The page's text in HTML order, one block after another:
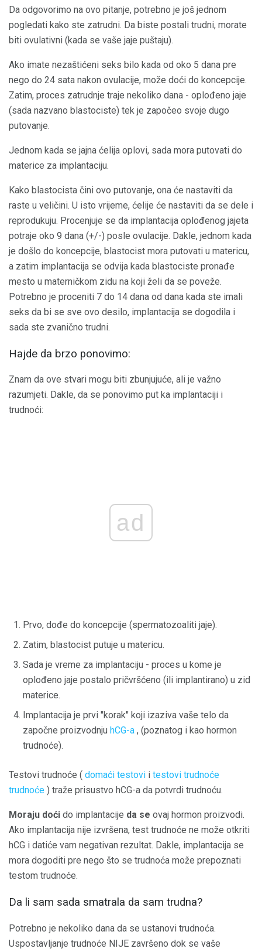
Da odgovorimo na ovo pitanje, potrebno je još jednom
pogledati kako ste zatrudni. Da biste postali trudni, morate
biti ovulativni (kada se vaše jaje puštaju).
Ako imate nezaštićeni seks bilo kada od oko 5 dana pre
nego do 24 sata nakon ovulacije, može doći do koncepcije.
Zatim, proces zatrudnje traje nekoliko dana - oplođeno jaje
(sada nazvano blastociste) tek je započeo svoje dugo
putovanje.
Jednom kada se jajna ćelija oplovi, sada mora putovati do
materice za implantaciju.
Kako blastocista čini ovo putovanje, ona će nastaviti da
raste u veličini. U isto vrijeme, ćelije će nastaviti da se dele i
reprodukuju. Procenjuje se da implantacija oplođenog jajeta
potraje oko 9 dana (+/-) posle ovulacije. Dakle, jednom kada
je došlo do koncepcije, blastocist mora putovati u matericu,
a zatim implantacija se odvija kada blastociste pronađe
mesto u materničkom zidu na koji želi da se poveže.
Potrebno je proceniti 7 do 14 dana od dana kada ste imali
seks da bi se sve ovo desilo, implantacija se dogodila i
sada ste zvanično trudni.
Hajde da brzo ponovimo:
Znam da ove stvari mogu biti zbunjujuće, ali je važno
razumjeti. Dakle, da se ponovimo put ka implantaciji i
trudnoći:
ad
Prvo, dođe do koncepcije (spermatozoaliti jaje).
Zatim, blastocist putuje u matericu.
Sada je vreme za implantaciju - proces u kome je
oplođeno jaje postalo pričvršćeno (ili implantirano) u zid
materice.
Implantacija je prvi "korak" koji izaziva vaše telo da
započne proizvodnju hCG-a , (poznatog i kao hormon
trudnoće).
Testovi trudnoće ( domaći testovi i testovi trudnoće
trudnoće ) traže prisustvo hCG-a da potvrdi trudnoću.
Moraju doći do implantacije da se ovaj hormon proizvodi.
Ako implantacija nije izvršena, test trudnoće ne može otkriti
hCG i datiće vam negativan rezultat. Dakle, implantacija se
mora dogoditi pre nego što se trudnoća može prepoznati
testom trudnoće.
Da li sam sada smatrala da sam trudna?
Potrebno je nekoliko dana da se ustanovi trudnoća.
Uspostavljanje trudnoće NIJE završeno dok se vaše